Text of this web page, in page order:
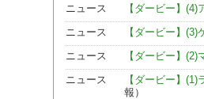
ニュース 【ダービー】
ニュース 【ダービー】
ニュース 【ダービー】
ニュース 【ダービー】
報）